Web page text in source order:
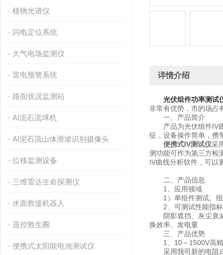
植物光谱仪
闪电定位系统
大气电场监测仪
雷电预警系统
路面状况监测站
AI泥石流球机
AI泥石流山体滑坡识别摄像头
位移监测设备
三维雷达生命探测仪
水面救援机器人
遥控救生圈
便携式太阳能电池测试仪
详情介绍
光伏组件功率测试
非常有优势，市的场占
一、产品简介
产品为光伏组件IV曲
征，设备操作简单，携
便携式IV测试仪采
测功能可作为第三⽅检
IV曲线分析软件，可以
二、产品信息
1、应⽤领域
1）单组件测试、组
2、可测试性能指标
阴影遮挡、灰尘衰减
换效率、发电量
三、产品优势
1、10～1500V⾼精
采⽤我司新的电阻式